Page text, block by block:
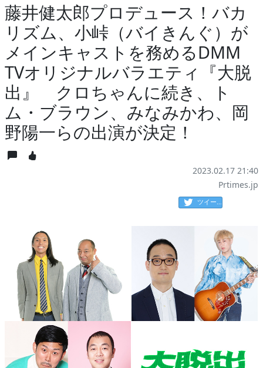
藤井健太郎プロデュース！バカ
リズム、小峠（バイきんぐ）が
メインキャストを務めるDMM
TVオリジナルバラエティ『大脱
出』 クロちゃんに続き、ト
ム・ブラウン、みなみかわ、岡
野陽一らの出演が決定！
2023.02.17 21:40
Prtimes.jp
ツイート